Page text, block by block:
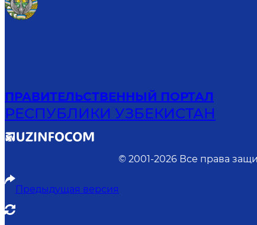
ПРАВИТЕЛЬСТВЕННЫЙ ПОРТАЛ
РЕСПУБЛИКИ УЗБЕКИСТАН
© 2001-2026 Все права
Предыдущая версия